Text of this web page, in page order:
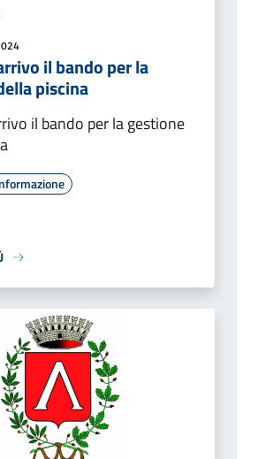
il bando per la
piscina
il bando per la gestione